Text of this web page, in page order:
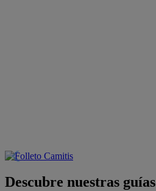
Descubre nuestras guías